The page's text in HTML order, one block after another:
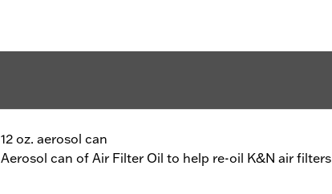
12 oz. aerosol can
Aerosol can of Air Filter Oil to help re-oil K&N air filters